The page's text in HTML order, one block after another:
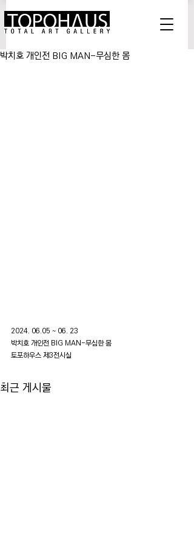
박치호 개인전 BIG MAN-무심한 몸
2024. 06.05 ~ 06. 23
박치호 개인전 BIG MAN-무심한 몸
토포하우스 제3전시실
최근 게시물